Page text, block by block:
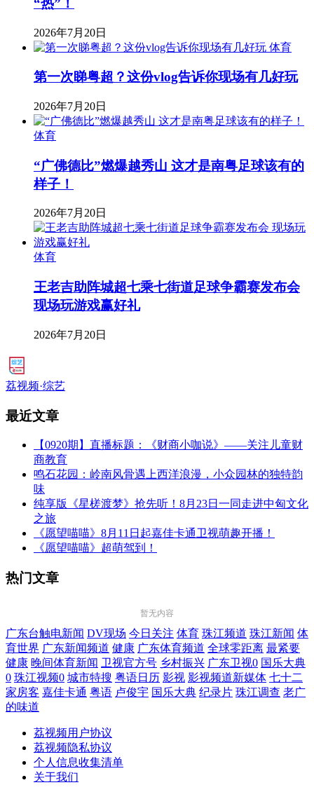
“热”！
2026年7月20日
体育
第一次睇粤超？这份vlog告诉你现场有几好玩
2026年7月20日
体育
“广佛德比”燃爆越秀山 这才是南粤足球该有的
样子！
2026年7月20日
体育
王老吉助阵城超七乘七街道足球争霸赛发布会
现场玩游戏赢好礼
2026年7月20日
荔视频·综艺
最近文章
【0920期】直播标题：《财商小咖说》——关注儿童财
商教育
鸣石花园：岭南风骨遇上西洋浪漫，小众园林的独特韵
味
纯享版《星槎渡梦》抢先听！8月23日一同走进中匈文化
之旅
《愿望喵喵》8月11日起嘉佳卡通卫视萌趣开播！
《愿望喵喵》超萌驾到！
热门文章
暂无内容
广东台触电新闻 DV现场 今日关注 体育 珠江频道 珠江新闻 体
育世界 广东新闻频道 健康 广东体育频道 全球零距离 最紧要
健康 晚间体育新闻 卫视官方号 乡村振兴 广东卫视0 国乐大典
0 珠江视频0 城市特搜 粤语日历 影视 影视频道新媒体 七十二
家房客 嘉佳卡通 粤语 卢俊宇 国乐大典 纪录片 珠江调查 老广
的味道
荔视频用户协议
荔视频隐私协议
个人信息收集清单
关于我们